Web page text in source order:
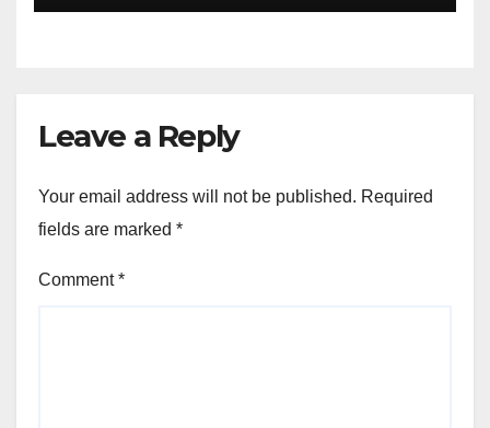
Leave a Reply
Your email address will not be published. Required
fields are marked *
Comment*